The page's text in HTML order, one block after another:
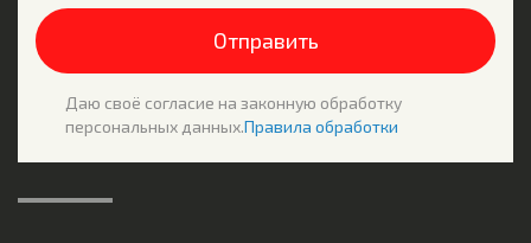
Отправить
Даю своё согласие на законную обработку
персональных данных.Правила обработки